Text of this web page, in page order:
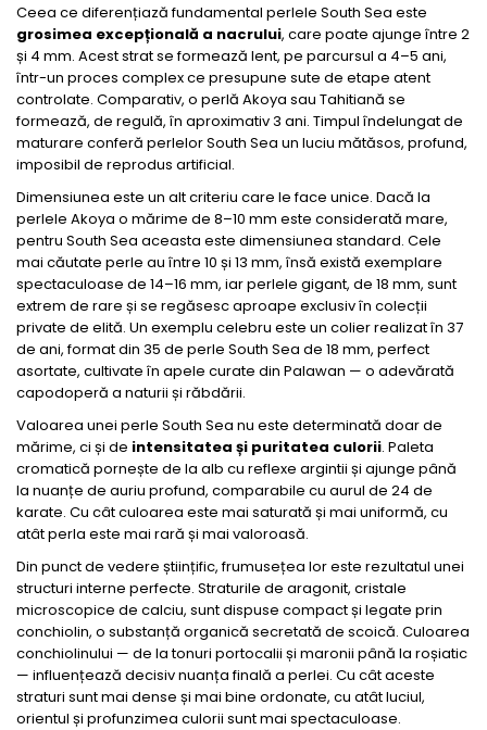
Ceea ce diferențiază fundamental perlele South Sea este
grosimea excepțională a nacrului, care poate ajunge între 2
și 4 mm. Acest strat se formează lent, pe parcursul a 4–5 ani,
într-un proces complex ce presupune sute de etape atent
controlate. Comparativ, o perlă Akoya sau Tahitiană se
formează, de regulă, în aproximativ 3 ani. Timpul îndelungat de
maturare conferă perlelor South Sea un luciu mătăsos, profund,
imposibil de reprodus artificial.
Dimensiunea este un alt criteriu care le face unice. Dacă la
perlele Akoya o mărime de 8–10 mm este considerată mare,
pentru South Sea aceasta este dimensiunea standard. Cele
mai căutate perle au între 10 și 13 mm, însă există exemplare
spectaculoase de 14–16 mm, iar perlele gigant, de 18 mm, sunt
extrem de rare și se regăsesc aproape exclusiv în colecții
private de elită. Un exemplu celebru este un colier realizat în 37
de ani, format din 35 de perle South Sea de 18 mm, perfect
asortate, cultivate în apele curate din Palawan — o adevărată
capodoperă a naturii și răbdării.
Valoarea unei perle South Sea nu este determinată doar de
mărime, ci și de intensitatea și puritatea culorii. Paleta
cromatică pornește de la alb cu reflexe argintii și ajunge până
la nuanțe de auriu profund, comparabile cu aurul de 24 de
karate. Cu cât culoarea este mai saturată și mai uniformă, cu
atât perla este mai rară și mai valoroasă.
Din punct de vedere științific, frumusețea lor este rezultatul unei
structuri interne perfecte. Straturile de aragonit, cristale
microscopice de calciu, sunt dispuse compact și legate prin
conchiolin, o substanță organică secretată de scoică. Culoarea
conchiolinului — de la tonuri portocalii și maronii până la roșiatic
— influențează decisiv nuanța finală a perlei. Cu cât aceste
straturi sunt mai dense și mai bine ordonate, cu atât luciul,
orientul și profunzimea culorii sunt mai spectaculoase.